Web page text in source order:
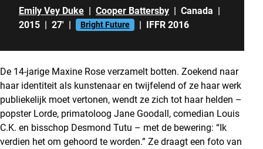
Emily Vey Duke | Cooper Battersby | Canada |
2015 | 27' | Bright Future | IFFR 2016
De 14-jarige Maxine Rose verzamelt botten. Zoekend naar
haar identiteit als kunstenaar en twijfelend of ze haar werk
publiekelijk moet vertonen, wendt ze zich tot haar helden –
popster Lorde, primatoloog Jane Goodall, comedian Louis
C.K. en bisschop Desmond Tutu – met de bewering: “Ik
verdien het om gehoord te worden.” Ze draagt een foto van